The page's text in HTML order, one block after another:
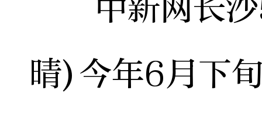
中新网长沙
晴)今年6月下